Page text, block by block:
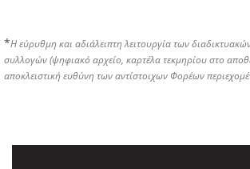
*Η εύρυθμη και αδιάλειπτη λειτουργία των
συλλογών (ψηφιακό αρχείο, καρτέλα τεκμηρίου στο
αποκλειστική ευθύνη των αντίστοιχων Φορέων